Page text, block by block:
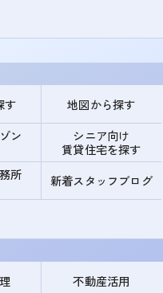
す 地図から探す
ン
シニア向け
賃貸住宅を探す
所
新着スタッフブログ
不動産活用